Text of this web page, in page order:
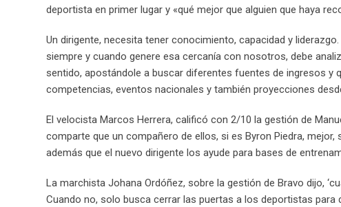
deportista en primer lugar y «qué mejor que alguien que haya
Un dirigente, necesita tener conocimiento, capacidad y
siempre y cuando genere esa cercanía con nosotros, debe
sentido, apostándole a buscar diferentes fuentes de ingresos
competencias, eventos nacionales y también proyecciones
El velocista Marcos Herrera, calificó con 2/10 la gestión de
comparte que un compañero de ellos, si es Byron Piedra,
además que el nuevo dirigente los ayude para bases de
La marchista Johana Ordóñez, sobre la gestión de Bravo dijo,
Cuando no, solo busca cerrar las puertas a los deportistas